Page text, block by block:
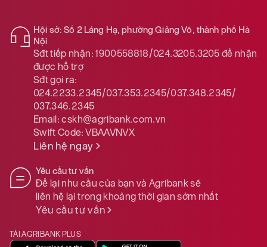
Hội sở: Số 2 Láng Hạ, phường Giảng Võ, thành phố Hà
Nội
Sđt tiếp nhận: 1900558818/024.3205.3205để nhận
được hỗ trợ
Sđt gọi ra:
024.2233.2345/037.353.2345/037.348.2345/
037.346.2345
Email:cskh@agribank.com.vn
Swift Code:VBAAVNVX
Liên hệ ngay
Yêu cầu tư vấn
Để lại nhu cầu của bạn và Agribank sẽ
liên hệ lại trong khoảng thời gian sớm nhất
Yêu cầu tư vấn
TẢI AGRIBANK PLUS